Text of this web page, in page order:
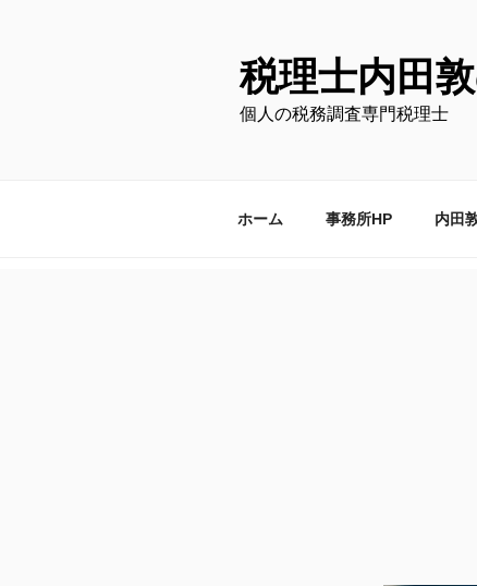
税理士内田
個人の税務調査専門税理士
ホーム 事務所HP 内田